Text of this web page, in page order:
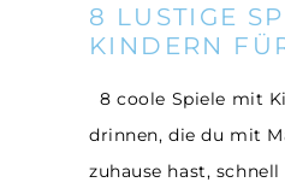
8 LUSTIGE
KINDERN
8 coole Spiele mit
drinnen, die du mit
zuhause hast,